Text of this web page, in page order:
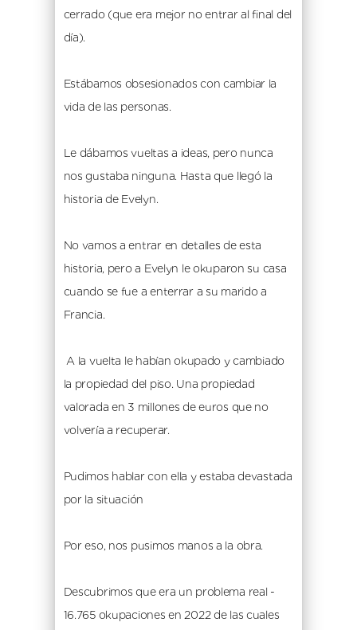
cerrado (que era mejor no entrar al final del
día).
Estábamos obsesionados con cambiar la
vida de las personas.
Le dábamos vueltas a ideas, pero nunca
nos gustaba ninguna. Hasta que llegó la
historia de Evelyn.
No vamos a entrar en detalles de esta
historia, pero a Evelyn le okuparon su casa
cuando se fue a enterrar a su marido a
Francia.
la propiedad del piso. Una propiedad
valorada en 3 millones de euros que no
volvería a recuperar.
Pudimos hablar con ella y estaba devastada
por la situación
Por eso, nos pusimos manos a la obra.
Descubrimos que era un problema real -